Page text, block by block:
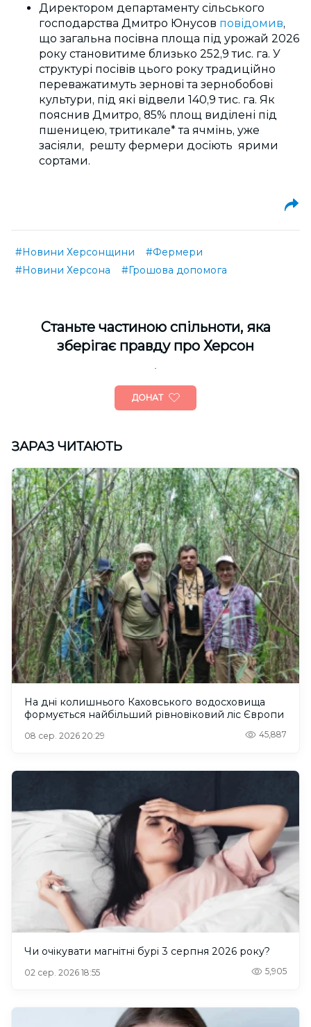
Директором департаменту сільського
господарства Дмитро Юнусов повідомив,
що загальна посівна площа під урожай 2026
року становитиме близько 252,9 тис. га. У
структурі посівів цього року традиційно
переважатимуть зернові та зернобобові
культури, під які відвели 140,9 тис. га. Як
пояснив Дмитро, 85% площ виділені під
пшеницею, тритикале* та ячмінь, уже
засіяли, решту фермери досіють ярими
сортами.
#Новини Херсонщини
#Фермери
#Новини Херсона
#Грошова допомога
Cтаньте частиною спільноти, яка
зберігає правду про Херсон
ДОНАТ
ЗАРАЗ ЧИТАЮТЬ
На дні колишнього Каховського водосховища
формується найбільший рівновіковий ліс Європи
08 сер. 2026 20:29 45,887
Чи очікувати магнітні бурі 3 серпня 2026 року?
02 сер. 2026 18:55 5,905